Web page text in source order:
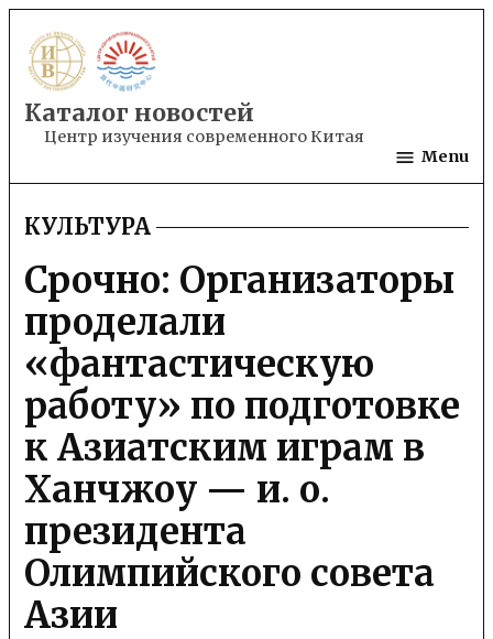
to
content
Каталог новостей
Центр изучения современного Китая
Menu
POSTED
IN
КУЛЬТУРА
Срочно: Организаторы
проделали
«фантастическую
работу» по подготовке
к Азиатским играм в
Ханчжоу — и. о.
президента
Олимпийского совета
Азии